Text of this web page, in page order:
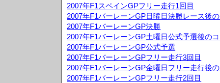
2007年F1スペインGPフリー走行1回目
2007年F1バーレーンGP日曜日決勝レース後
2007年F1バーレーンGP決勝
2007年F1バーレーンGP土曜日公式予選後の
2007年F1バーレーンGP公式予選
2007年F1バーレーンGPフリー走行3回目
2007年F1バーレーンGP金曜日フリー走行後
2007年F1バーレーンGPフリー走行2回目